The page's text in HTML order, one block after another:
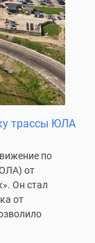
трассы ЮЛА
по
от
Он стал
от